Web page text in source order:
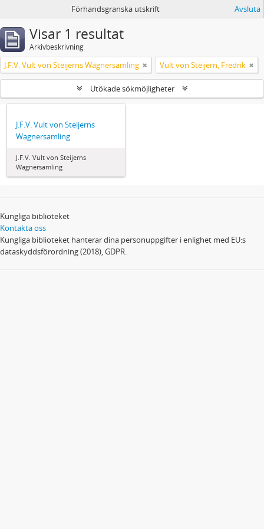
Förhandsgranska utskrift Avsluta
Visar 1 resultat
Arkivbeskrivning
J.F.V. Vult von Steijerns Wagnersamling Vult von Steijern, Fredrik
Utökade sökmöjligheter
J.F.V. Vult von Steijerns
Wagnersamling
J.F.V. Vult von Steijerns
Wagnersamling
Kungliga biblioteket
Kontakta oss
Kungliga biblioteket hanterar dina personuppgifter i enlighet med EU:s
dataskyddsförordning (2018), GDPR.